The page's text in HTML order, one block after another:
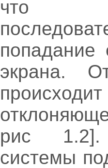
что
попадание
экрана.
рис 1.2].
системы